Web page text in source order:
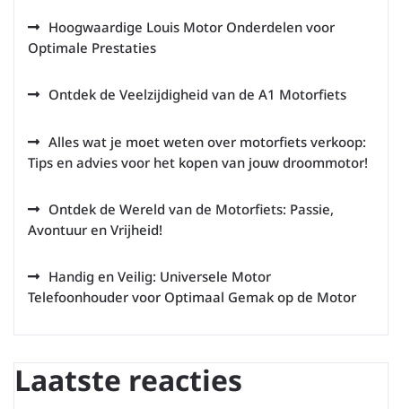
Hoogwaardige Louis Motor Onderdelen voor
Optimale Prestaties
Ontdek de Veelzijdigheid van de A1 Motorfiets
Alles wat je moet weten over motorfiets verkoop:
Tips en advies voor het kopen van jouw droommotor!
Ontdek de Wereld van de Motorfiets: Passie,
Avontuur en Vrijheid!
Handig en Veilig: Universele Motor
Telefoonhouder voor Optimaal Gemak op de Motor
Laatste reacties